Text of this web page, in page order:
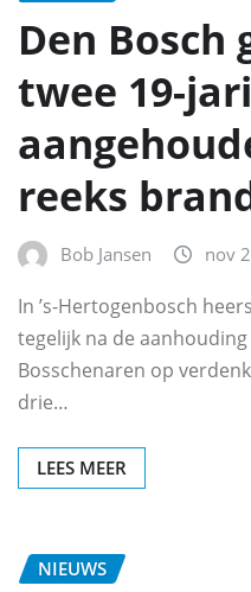
Den Bosch
twee 19-
reeks
Bob Jansen nov
In ’s-Hertogenbosch
tegelijk na de
Bosschenaren op
drie…
LEES MEER
NIEUWS